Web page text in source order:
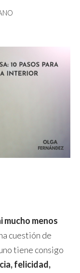
mucho menos
cuestión de
tiene consigo
felicidad,